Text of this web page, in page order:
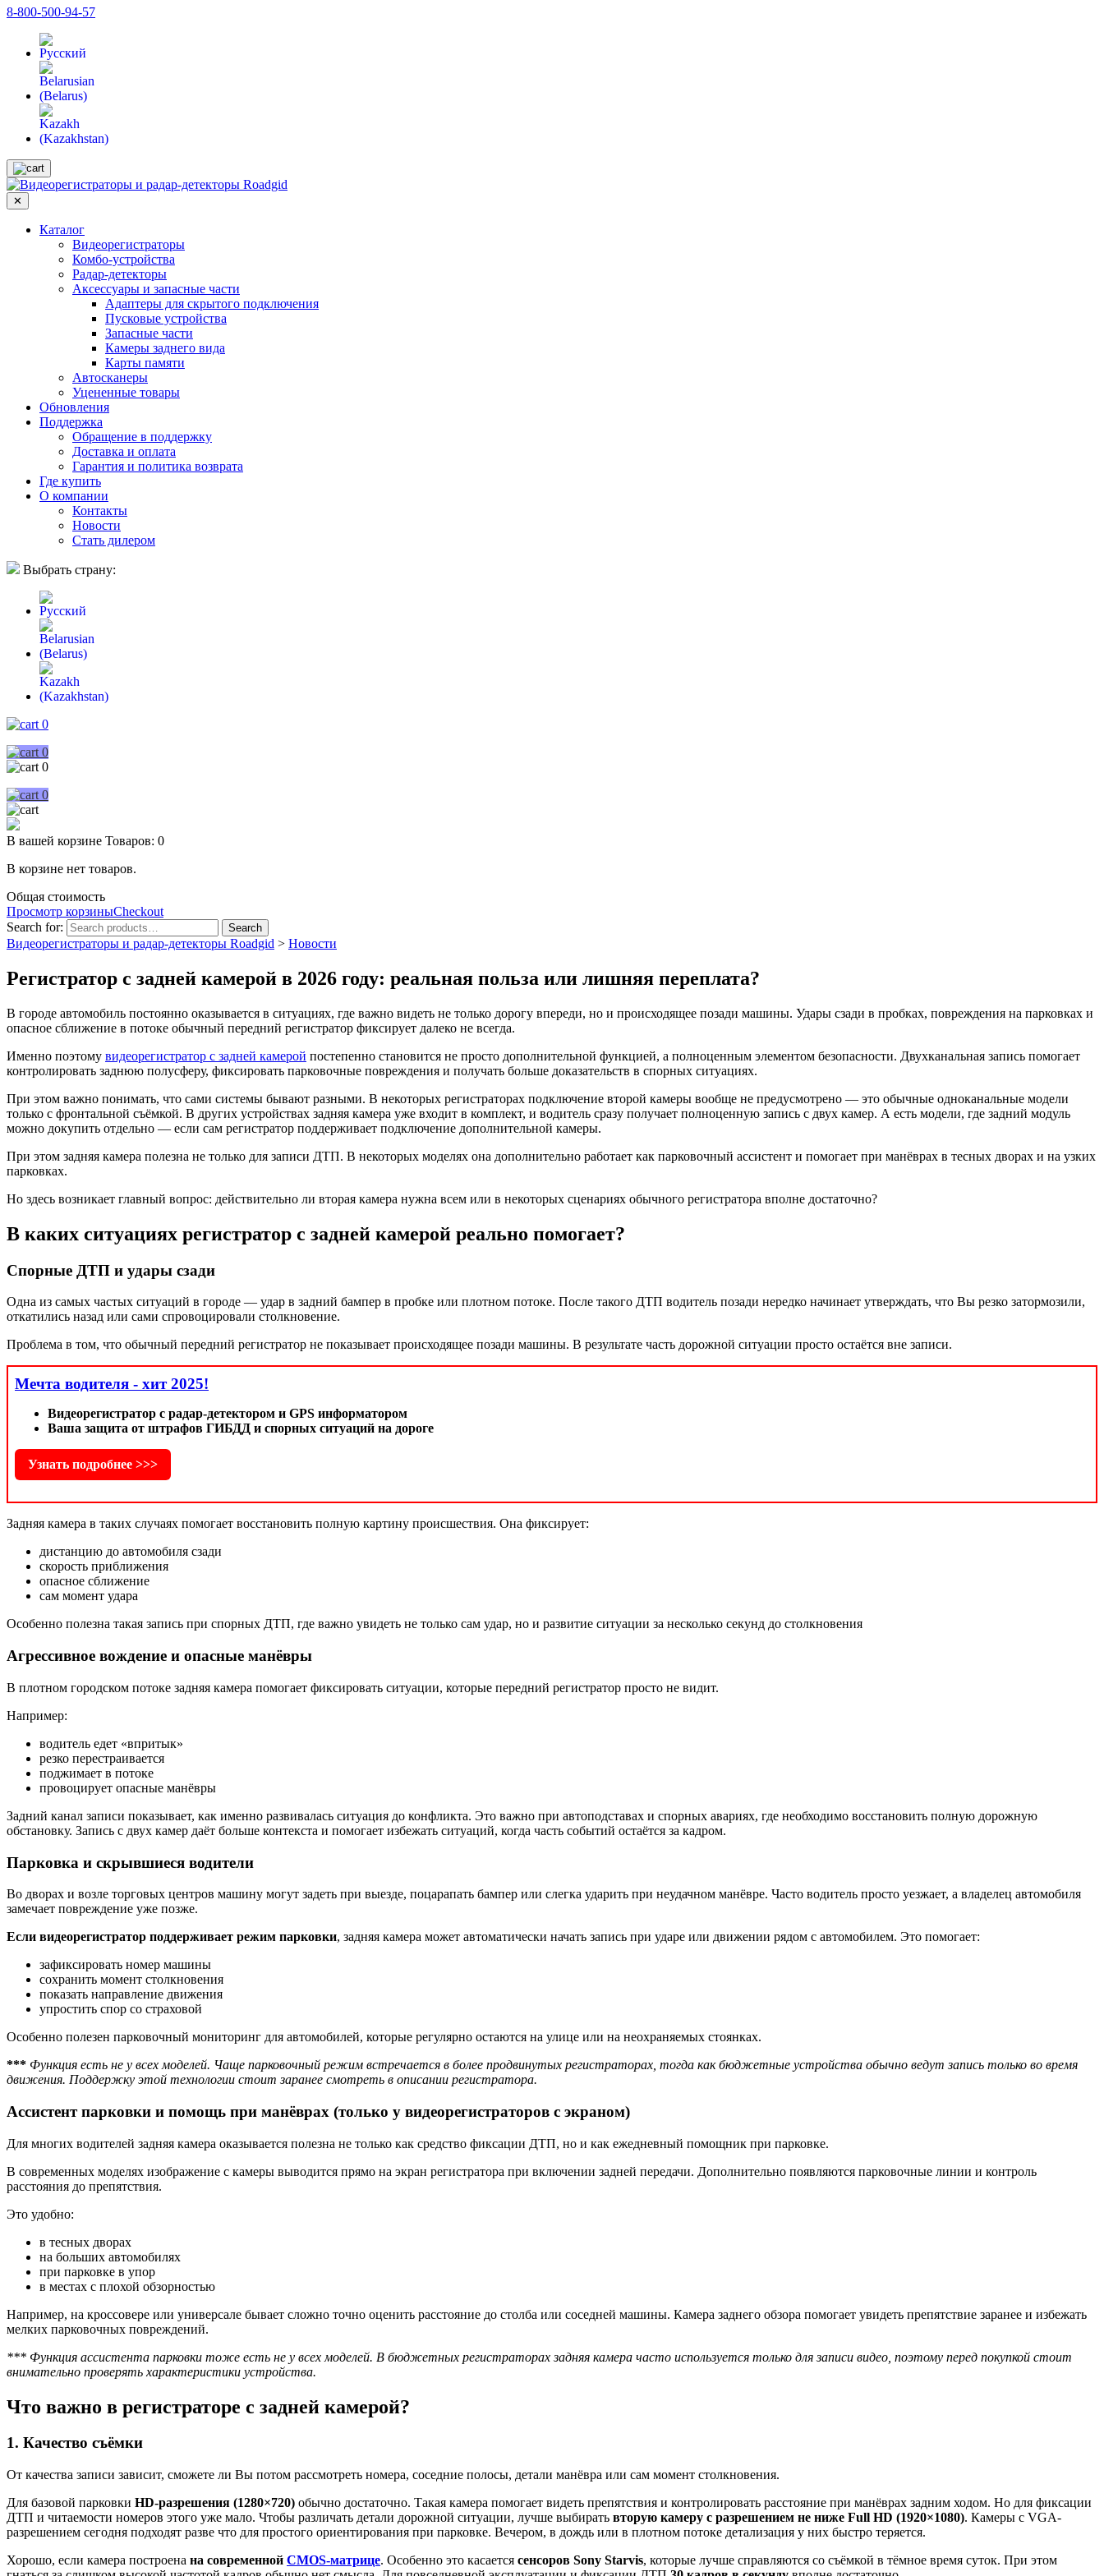
8-800-500-94-57
✕
Каталог
Видеорегистраторы
Комбо-устройства
Радар-детекторы
Аксессуары и запасные части
Адаптеры для скрытого подключения
Пусковые устройства
Запасные части
Камеры заднего вида
Карты памяти
Автосканеры
Уцененные товары
Обновления
Поддержка
Обращение в поддержку
Доставка и оплата
Гарантия и политика возврата
Где купить
О компании
Контакты
Новости
Стать дилером
Выбрать страну:
0
0
0
0
В вашей корзине Товаров: 0
В корзине нет товаров.
Общая стоимость
Просмотр корзиныCheckout
Search for:
Search
Видеорегистраторы и радар-детекторы Roadgid > Новости
Регистратор с задней камерой в 2026 году: реальная польза или лишняя переплата?
В городе автомобиль постоянно оказывается в ситуациях, где важно видеть не только дорогу впереди, но и происходящее позади машины. Удары сзади в пробках, повреждения на парковках и
опасное сближение в потоке обычный передний регистратор фиксирует далеко не всегда.
Именно поэтому видеорегистратор с задней камерой постепенно становится не просто дополнительной функцией, а полноценным элементом безопасности. Двухканальная запись помогает
контролировать заднюю полусферу, фиксировать парковочные повреждения и получать больше доказательств в спорных ситуациях.
При этом важно понимать, что сами системы бывают разными. В некоторых регистраторах подключение второй камеры вообще не предусмотрено — это обычные одноканальные модели
только с фронтальной съёмкой. В других устройствах задняя камера уже входит в комплект, и водитель сразу получает полноценную запись с двух камер. А есть модели, где задний модуль
можно докупить отдельно — если сам регистратор поддерживает подключение дополнительной камеры.
При этом задняя камера полезна не только для записи ДТП. В некоторых моделях она дополнительно работает как парковочный ассистент и помогает при манёврах в тесных дворах и на узких
парковках.
Но здесь возникает главный вопрос: действительно ли вторая камера нужна всем или в некоторых сценариях обычного регистратора вполне достаточно?
В каких ситуациях регистратор с задней камерой реально помогает?
Спорные ДТП и удары сзади
Одна из самых частых ситуаций в городе — удар в задний бампер в пробке или плотном потоке. После такого ДТП водитель позади нередко начинает утверждать, что Вы резко затормозили,
откатились назад или сами спровоцировали столкновение.
Проблема в том, что обычный передний регистратор не показывает происходящее позади машины. В результате часть дорожной ситуации просто остаётся вне записи.
Мечта водителя - хит 2025!
Видеорегистратор с радар-детектором и GPS информатором
Ваша защита от штрафов ГИБДД и спорных ситуаций на дороге
Узнать подробнее >>>
Задняя камера в таких случаях помогает восстановить полную картину происшествия. Она фиксирует:
дистанцию до автомобиля сзади
скорость приближения
опасное сближение
сам момент удара
Особенно полезна такая запись при спорных ДТП, где важно увидеть не только сам удар, но и развитие ситуации за несколько секунд до столкновения
Агрессивное вождение и опасные манёвры
В плотном городском потоке задняя камера помогает фиксировать ситуации, которые передний регистратор просто не видит.
Например:
водитель едет «впритык»
резко перестраивается
поджимает в потоке
провоцирует опасные манёвры
Задний канал записи показывает, как именно развивалась ситуация до конфликта. Это важно при автоподставах и спорных авариях, где необходимо восстановить полную дорожную
обстановку. Запись с двух камер даёт больше контекста и помогает избежать ситуаций, когда часть событий остаётся за кадром.
Парковка и скрывшиеся водители
Во дворах и возле торговых центров машину могут задеть при выезде, поцарапать бампер или слегка ударить при неудачном манёвре. Часто водитель просто уезжает, а владелец автомобиля
замечает повреждение уже позже.
Если видеорегистратор поддерживает режим парковки, задняя камера может автоматически начать запись при ударе или движении рядом с автомобилем. Это помогает:
зафиксировать номер машины
сохранить момент столкновения
показать направление движения
упростить спор со страховой
Особенно полезен парковочный мониторинг для автомобилей, которые регулярно остаются на улице или на неохраняемых стоянках.
*** Функция есть не у всех моделей. Чаще парковочный режим встречается в более продвинутых регистраторах, тогда как бюджетные устройства обычно ведут запись только во время
движения. Поддержку этой технологии стоит заранее смотреть в описании регистратора.
Ассистент парковки и помощь при манёврах (только у видеорегистраторов с экраном)
Для многих водителей задняя камера оказывается полезна не только как средство фиксации ДТП, но и как ежедневный помощник при парковке.
В современных моделях изображение с камеры выводится прямо на экран регистратора при включении задней передачи. Дополнительно появляются парковочные линии и контроль
расстояния до препятствия.
Это удобно:
в тесных дворах
на больших автомобилях
при парковке в упор
в местах с плохой обзорностью
Например, на кроссовере или универсале бывает сложно точно оценить расстояние до столба или соседней машины. Камера заднего обзора помогает увидеть препятствие заранее и избежать
мелких парковочных повреждений.
*** Функция ассистента парковки тоже есть не у всех моделей. В бюджетных регистраторах задняя камера часто используется только для записи видео, поэтому перед покупкой стоит
внимательно проверять характеристики устройства.
Что важно в регистраторе с задней камерой?
1. Качество съёмки
От качества записи зависит, сможете ли Вы потом рассмотреть номера, соседние полосы, детали манёвра или сам момент столкновения.
Для базовой парковки HD-разрешения (1280×720) обычно достаточно. Такая камера помогает видеть препятствия и контролировать расстояние при манёврах задним ходом. Но для фиксации
ДТП и читаемости номеров этого уже мало. Чтобы различать детали дорожной ситуации, лучше выбирать вторую камеру с разрешением не ниже Full HD (1920×1080). Камеры с VGA-
разрешением сегодня подходят разве что для простого ориентирования при парковке. Вечером, в дождь или в плотном потоке детализация у них быстро теряется.
Хорошо, если камера построена на современной CMOS-матрице. Особенно это касается сенсоров Sony Starvis, которые лучше справляются со съёмкой в тёмное время суток. При этом